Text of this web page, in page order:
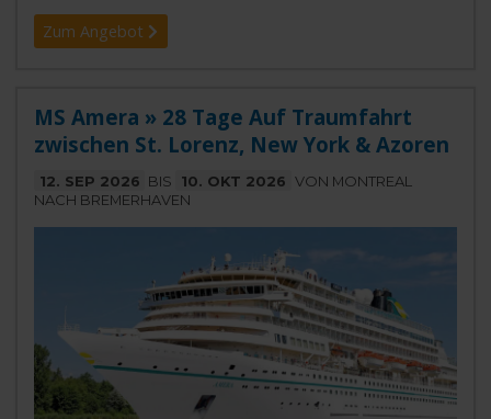
Zum Angebot
MS Amera » 28 Tage Auf Traumfahrt
zwischen St. Lorenz, New York & Azoren
12. SEP 2026 BIS 10. OKT 2026 VON MONTREAL
NACH BREMERHAVEN